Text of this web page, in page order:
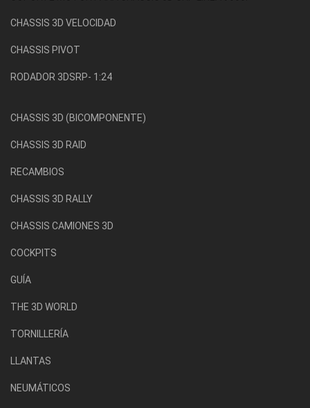
CHASSIS 3D VELOCIDAD
CHASSIS PIVOT
RODADOR 3DSRP- 1:24
CHASSIS 3D (BICOMPONENTE)
CHASSIS 3D RAID
RECAMBIOS
CHASSIS 3D RALLY
CHASSIS CAMIONES 3D
COCKPITS
GUÍA
THE 3D WORLD
TORNILLERÍA
LLANTAS
NEUMÁTICOS